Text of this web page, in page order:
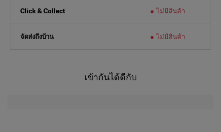
Click & Collect ไม่มีสินค้า
จัดส่งถึงบ้าน ไม่มีสินค้า
เข้ากันได้ดีกับ